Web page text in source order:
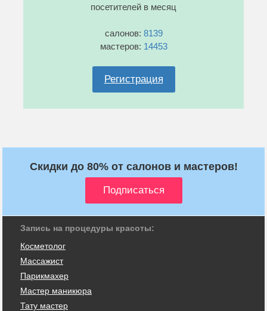
посетителей в месяц
салонов: 8139
мастеров: 14453
Регистрация
Скидки до 80% от салонов и мастеров!
Запись на процедуры красоты:
Косметолог
Массажист
Парикмахер
Мастер маникюра
Тату мастер